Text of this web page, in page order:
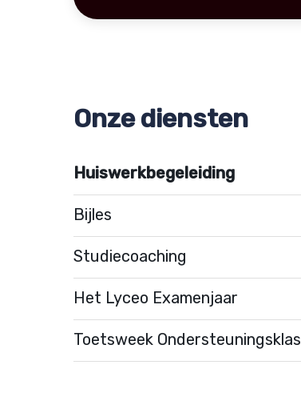
Onze diensten
Huiswerkbegeleiding
Bijles
Studiecoaching
Het Lyceo Examenjaar
Toetsweek Ondersteuningsklas